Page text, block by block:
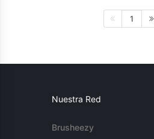
1
Nuestra Red
Brusheezy